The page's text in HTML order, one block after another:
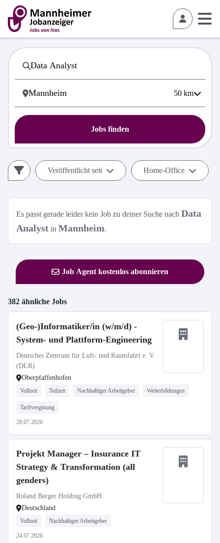
50 km
Jobs finden
Veröffentlicht seit Home-Office
Es passt gerade leider kein Job zu deiner Suche nach Data
Analyst in Mannheim.
Job Agent kostenlos abonnieren
382 ähnliche Jobs
(Geo-)Informatiker/in (w/m/d) -
System- und Plattform-Engineering
Deutsches Zentrum für Luft- und Raumfahrt e. V.
(DLR)
Oberpfaffenhofen
Vollzeit Teilzeit Nachhaltiger Arbeitgeber Weiterbildungen
Tarifvergütung
28.07.2026
Projekt Manager – Insurance IT
Strategy & Transformation (all
genders)
Roland Berger Holding GmbH
Deutschland
Vollzeit Nachhaltiger Arbeitgeber
24.07.2026